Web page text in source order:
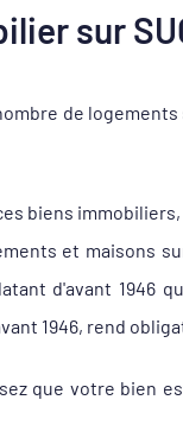
sur
de
biens
et maisons
d'avant 1946
1946, rend
que votre bien